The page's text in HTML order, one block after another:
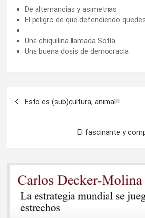
De alternancias y asimetrías
El peligro de que defendiendo
Una chiquilina llamada Sofía
Una buena dosis de democracia
Esto es (sub)cultura, animal!!
El fascinante y